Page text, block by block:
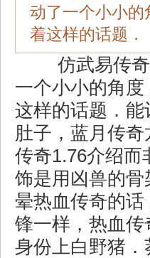
动了一个小小
着这样的话题．
仿武易传奇
一个小小的角
这样的话题．
肚子，蓝月传
传奇1.76介绍而
饰是用凶兽的
晕热血传奇的
锋一样，热血
身份上白野猪